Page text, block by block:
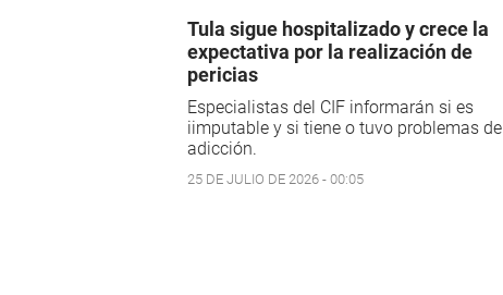
Tula sigue hospitalizado y crece la
expectativa por la realización de
pericias
Especialistas del CIF informarán si es
iimputable y si tiene o tuvo problemas de
adicción.
25 DE JULIO DE 2026 - 00:05